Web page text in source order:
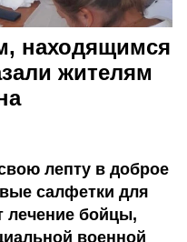
находящимся
жителям
лепту в доброе
салфетки для
лечение бойцы,
военной